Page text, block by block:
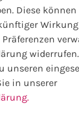
Kreationen
in Ihr Geschäft.
Fachfloristen
zeigen wir
und Orte.
Diese können
unseren
in unserer